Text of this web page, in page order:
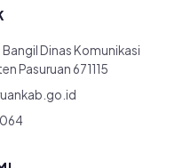
Bangil Dinas Komunikasi
Pasuruan 671115